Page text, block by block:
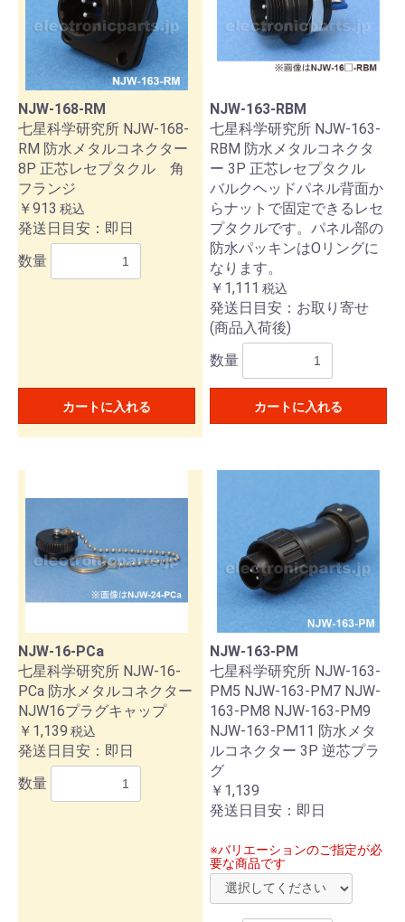
NJW-168-RM
七星科学研究所 NJW-168-
RM 防水メタルコネクター
8P 正芯レセプタクル 角
フランジ
￥913 税込
発送日目安：即日
数量
カートに入れる
NJW-163-RBM
七星科学研究所 NJW-163-
RBM 防水メタルコネクタ
ー 3P 正芯レセプタクル
バルクヘッドパネル背面か
らナットで固定できるレセ
プタクルです。パネル部の
防水パッキンはOリングに
なります。
￥1,111 税込
発送日目安：お取り寄せ
(商品入荷後)
数量
カートに入れる
NJW-16-PCa
七星科学研究所 NJW-16-
PCa 防水メタルコネクター
NJW16プラグキャップ
￥1,139 税込
発送日目安：即日
数量
NJW-163-PM
七星科学研究所 NJW-163-
PM5 NJW-163-PM7 NJW-
163-PM8 NJW-163-PM9
NJW-163-PM11 防水メタ
ルコネクター 3P 逆芯プラ
グ
￥1,139
発送日目安：即日
※バリエーションのご指定が必
要な商品です